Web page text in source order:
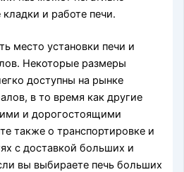
кладки и работе печи.
место установки печи и
Некоторые размеры
доступны на рынке
в то время как другие
и дорогостоящими
также о транспортировке и
с доставкой больших и
вы выбираете печь больших